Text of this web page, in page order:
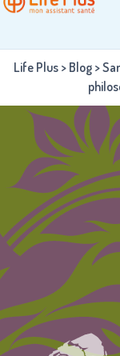
Life Plus > Blog >